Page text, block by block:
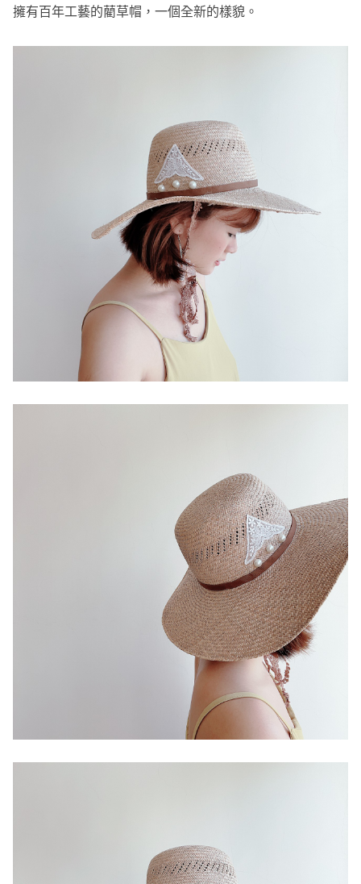
擁有百年工藝的藺草帽，一個全新的樣貌。